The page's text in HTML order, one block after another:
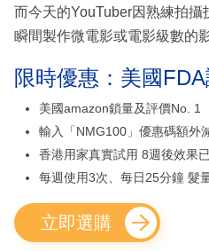
而今天的YouTuber因熟練拍攝
瞬間製作微電影或電影級數的影
限時優惠：美國
美國amazon鎖量及評價No. 1
輸入「NMG100」優惠碼額外
香港用家真實試用 8週後效果
每週使用3次、每日25分鐘 髮
立即選購